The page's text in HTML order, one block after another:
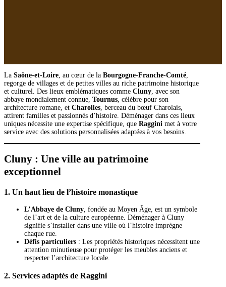
La Saône-et-Loire, au cœur de la Bourgogne-Franche-Comté,
regorge de villages et de petites villes au riche patrimoine historique
et culturel. Des lieux emblématiques comme Cluny, avec son
abbaye mondialement connue, Tournus, célèbre pour son
architecture romane, et Charolles, berceau du bœuf Charolais,
attirent familles et passionnés d’histoire. Déménager dans ces lieux
uniques nécessite une expertise spécifique, que Raggini met à votre
service avec des solutions personnalisées adaptées à vos besoins.
Cluny : Une ville au patrimoine
exceptionnel
1. Un haut lieu de l’histoire monastique
L’Abbaye de Cluny, fondée au Moyen Âge, est un symbole
de l’art et de la culture européenne. Déménager à Cluny
signifie s’installer dans une ville où l’histoire imprègne
chaque rue.
Défis particuliers : Les propriétés historiques nécessitent une
attention minutieuse pour protéger les meubles anciens et
respecter l’architecture locale.
2. Services adaptés de Raggini